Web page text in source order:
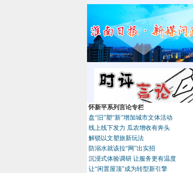
怀新平系列言论专栏
盘“旧”塑“新”增加城市文体活动
线上线下发力 瓜农增收有奔头
解锁以文塑旅新玩法
防溺水就该拉“网”出实招
沉浸式体验调研 让服务更有温度
让“闲置屋顶”成为转型新引擎